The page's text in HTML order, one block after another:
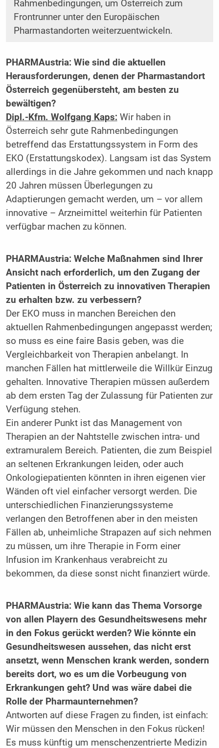
Rahmenbedingungen, um Österreich zum
Frontrunner unter den Europäischen
Pharmastandorten weiterzuentwickeln.
PHARMAustria: Wie sind die aktuellen
Herausforderungen, denen der Pharma­standort
Österreich gegenübersteht, am besten zu
bewältigen?
Dipl.-Kfm. Wolfgang Kaps:Wir haben in
Österreich sehr gute Rahmenbedingungen
betreffend das Erstattungssystem in Form des
EKO (Erstattungskodex). Langsam ist das System
allerdings in die Jahre gekommen und nach knapp
20 Jahren müssen Überlegungen zu
Adaptierungen gemacht werden, um – vor allem
innovative – Arzneimittel weiterhin für Patienten
verfügbar machen zu können.
PHARMAustria: Welche Maßnahmen sind Ihrer
Ansicht nach erforderlich, um den Zugang der
Patienten in Österreich zu innovativen Therapien
zu erhalten bzw. zu verbessern?
Der EKO muss in manchen Bereichen den
aktuellen Rahmenbedingungen angepasst werden;
so muss es eine faire Basis geben, was die
Vergleichbarkeit von Therapien anbelangt. In
manchen Fällen hat mittlerweile die Willkür Einzug
gehalten. Innovative Therapien müssen außerdem
ab dem ersten Tag der Zulassung für Patienten zur
Verfügung stehen.
Ein anderer Punkt ist das Management von
Therapien an der Nahtstelle zwischen intra- und
extramuralem Bereich. Patienten, die zum Beispiel
an seltenen Erkrankungen leiden, oder auch
Onkologiepatienten könnten in ihren eigenen vier
Wänden oft viel einfacher versorgt werden. Die
unterschiedlichen Finanzierungssysteme
verlangen den Betroffenen aber in den meisten
Fällen ab, unheimliche Strapazen auf sich nehmen
zu müssen, um ihre Therapie in Form einer
Infusion im Krankenhaus verabreicht zu
bekommen, da diese sonst nicht finanziert würde.
PHARMAustria: Wie kann das Thema Vorsorge
von allen Playern des Gesundheitswesens mehr
in den Fokus gerückt werden? Wie könnte ein
Gesundheitswesen aussehen, das nicht erst
ansetzt, wenn Menschen krank werden, sondern
bereits dort, wo es um die Vorbeugung von
Erkrankungen geht? Und was wäre dabei die
Rolle der Pharmaunternehmen?
Antworten auf diese Fragen zu finden, ist einfach:
Wir müssen den Menschen in den Fokus rücken!
Es muss künftig um menschenzentrierte Medizin